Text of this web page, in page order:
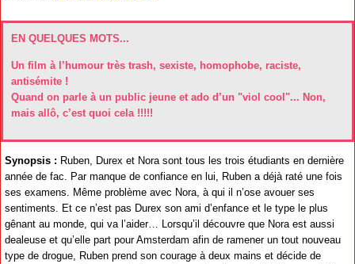
EN QUELQUES MOTS...
Un film à l’humour très trash, sexiste, homophobe, raciste,
antisémite !
Quand on parle à un public jeune et ado d’un "viol cool"... Non,
mais allô, c’est quoi cela !!!!!
Synopsis : Ruben, Durex et Nora sont tous les trois étudiants en dernière
année de fac. Par manque de confiance en lui, Ruben a déjà raté une fois
ses examens. Même problème avec Nora, à qui il n’ose avouer ses
sentiments. Et ce n’est pas Durex son ami d’enfance et le type le plus
gênant au monde, qui va l’aider… Lorsqu’il découvre que Nora est aussi
dealeuse et qu’elle part pour Amsterdam afin de ramener un tout nouveau
type de drogue, Ruben prend son courage à deux mains et décide de